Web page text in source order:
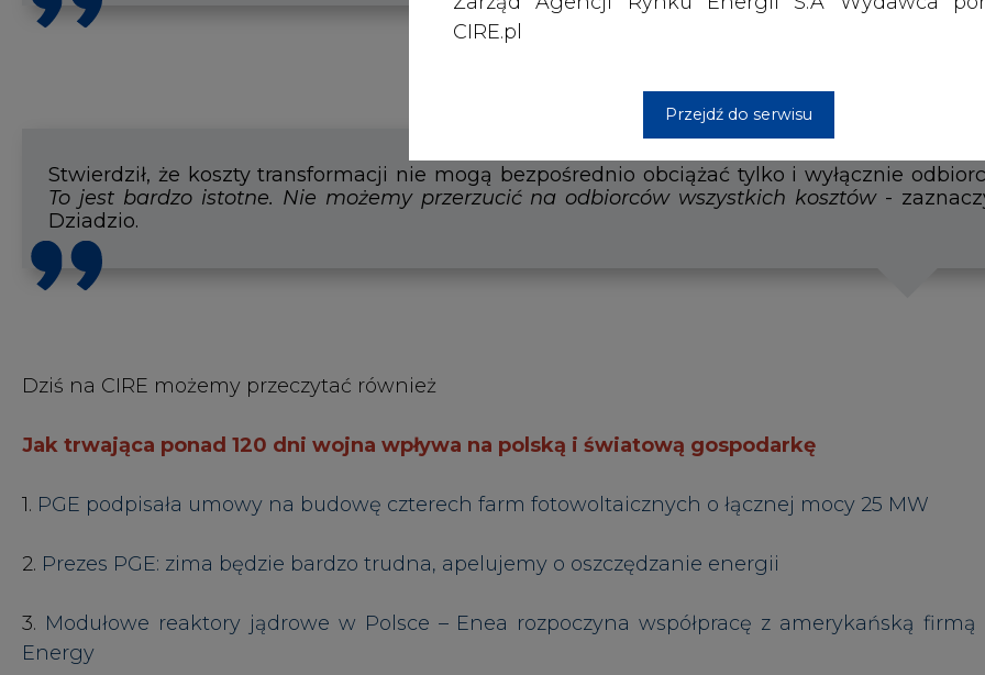
CIRE.pl
Przejdź do serwisu
Jak trwająca ponad 120 dni wojna wpływa na polską i światową gospodarkę
PGE podpisała umowy na budowę czterech farm fotowoltaicznych o łącznej mocy 25 MW
2.Prezes PGE: zima będzie bardzo trudna, apelujemy o oszczędzanie energii
4.PGNiG rozmawia o kolejnych kontraktach na dostawy gazu przez Baltic Pipe
5.KHNP proponuje 40% udziału polskich firm w budowie I bloku elektrowni jądrowej
6. RWE podpisało umowę z Siemens Gamesa jako preferowanym dostawcą dla farmy offshore
7. Elbląskie Przedsiębiorstwo Energetyki Cieplnej ofiarą cyberataku
8. Otwarcie bloku biomasowego numer dwa w elektrowni Konin